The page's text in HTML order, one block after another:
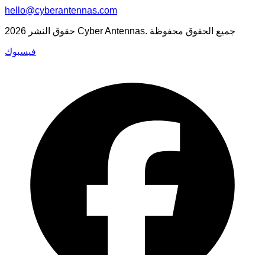
hello@cyberantennas.com
حقوق النشر 2026 Cyber Antennas. جميع الحقوق محفوظة
فيسبوك